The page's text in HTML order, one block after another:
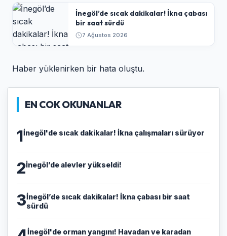
İnegöl’de sıcak dakikalar! İkna çabası
bir saat sürdü
7 Ağustos 2026
Haber yüklenirken bir hata oluştu.
EN COK OKUNANLAR
1İnegöl'de sıcak dakikalar! İkna çalışmaları sürüyor
2İnegöl’de alevler yükseldi!
3İnegöl’de sıcak dakikalar! İkna çabası bir saat
sürdü
İnegöl'de orman yangını! Havadan ve karadan